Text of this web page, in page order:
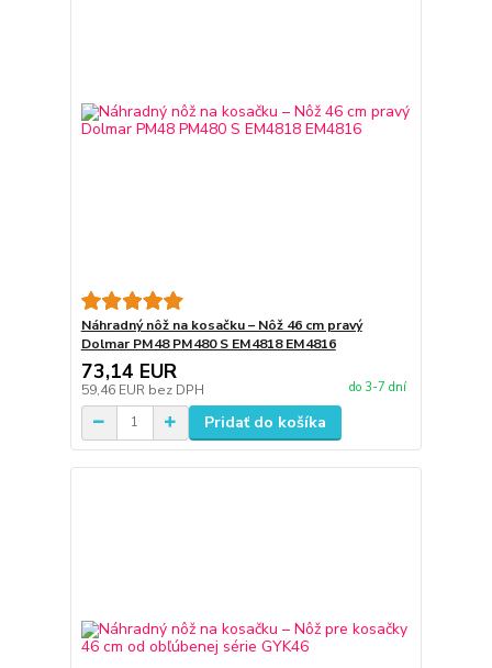
Náhradný nôž na kosačku – Nôž 46 cm pravý
Dolmar PM48 PM480 S EM4818 EM4816
73,14 EUR
59,46 EUR bez DPH do 3-7 dní
Pridať do košíka